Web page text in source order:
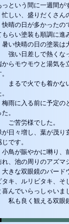
っという間に一週間が
しい、盛りだくさん
晴の日が多かったの
もらい塗装も順調に進
い快晴の日の塗装は
い日差しで熱くなっ
からモウモウと湯気を
るで火でも着かない
雨に入る前に予定の
。
苦労様でした。
が日々増し、葉が茂り
です。
鳥が賑やかに囀り、
れ、池の周りのアズマ
きな双眼鏡のバード
タキ、ルリビタキ、そ
喜んでいらっしゃいま
も良く観える双眼鏡